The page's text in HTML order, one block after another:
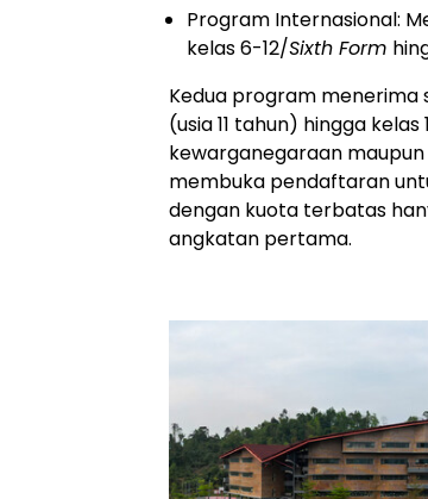
Program Internasional:
kelas 6-12/Sixth Form
Kedua program menerima
(usia 11 tahun) hingga
kewarganegaraan
membuka pendaftaran
dengan kuota terbatas
angkatan pertama.